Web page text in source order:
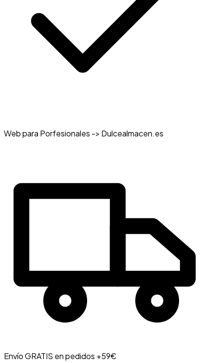
Web para Porfesionales -> Dulcealmacen.es
Envío GRATIS en pedidos +59€